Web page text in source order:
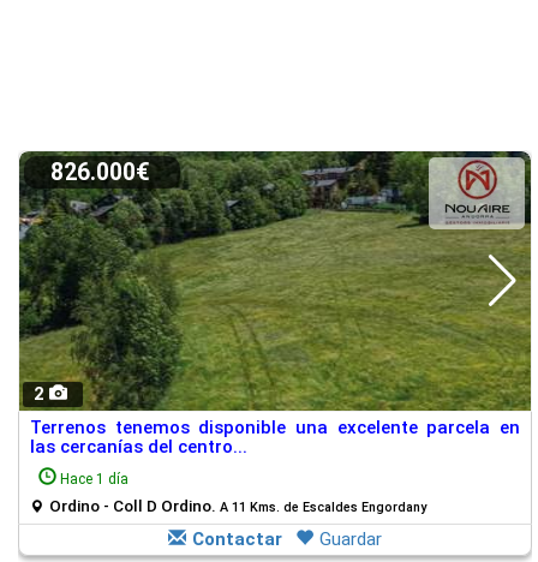
2
826.000€
Terrenos tenemos disponible una excelente parcela en
las cercanías del centro...
Hace 1 día
Ordino - Coll D Ordino. A 11 Kms. de Escaldes Engordany
Contactar Guardar